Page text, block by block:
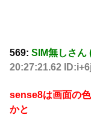
569: SIM無しさん
20:27:21.62
sense8は画面の
かと